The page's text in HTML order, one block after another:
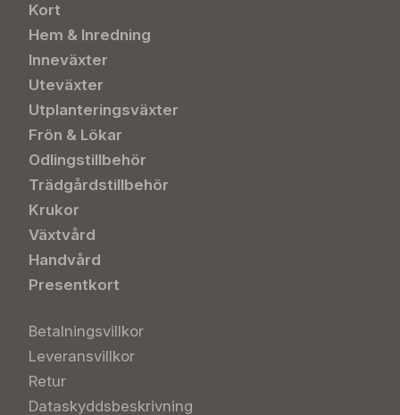
Kort
Hem & Inredning
Inneväxter
Uteväxter
Utplanteringsväxter
Frön & Lökar
Odlingstillbehör
Trädgårdstillbehör
Krukor
Växtvård
Handvård
Presentkort
Betalningsvillkor
Leveransvillkor
Retur
Dataskyddsbeskrivning